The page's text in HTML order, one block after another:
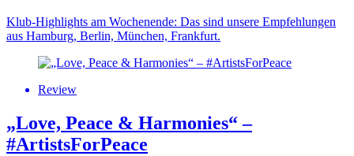
Klub-Highlights am Wochenende: Das sind unsere Empfehlungen
aus Hamburg, Berlin, München, Frankfurt.
Review
„Love, Peace & Harmonies“ –
#ArtistsForPeace